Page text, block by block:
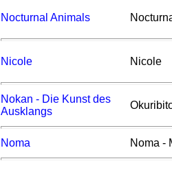
Nocturnal Animals
Nicole Nicole
Nokan - Die Kunst des
Ausklangs
Noma Noma -